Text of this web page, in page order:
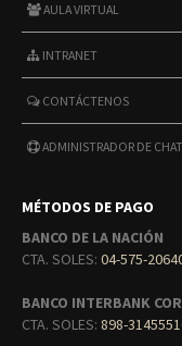
AULA VIRTUAL
INTRANET
CONTÁCTENOS
ADMINISTRADOR DE CHAT
MÉTODOS DE PAGO
BANCO DE LA NACIÓN
CTA. SOLES: 04-575-
BANCO INTERBANK
CTA. SOLES: 898-